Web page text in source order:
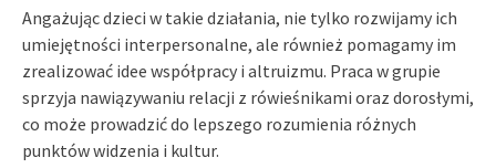
Angażując dzieci w takie działania, nie tylko rozwijamy ich
umiejętności interpersonalne, ale również pomagamy im
zrealizować idee współpracy i altruizmu. Praca w grupie
sprzyja nawiązywaniu relacji z rówieśnikami oraz dorosłymi,
co może prowadzić do lepszego rozumienia różnych
punktów widzenia i kultur.